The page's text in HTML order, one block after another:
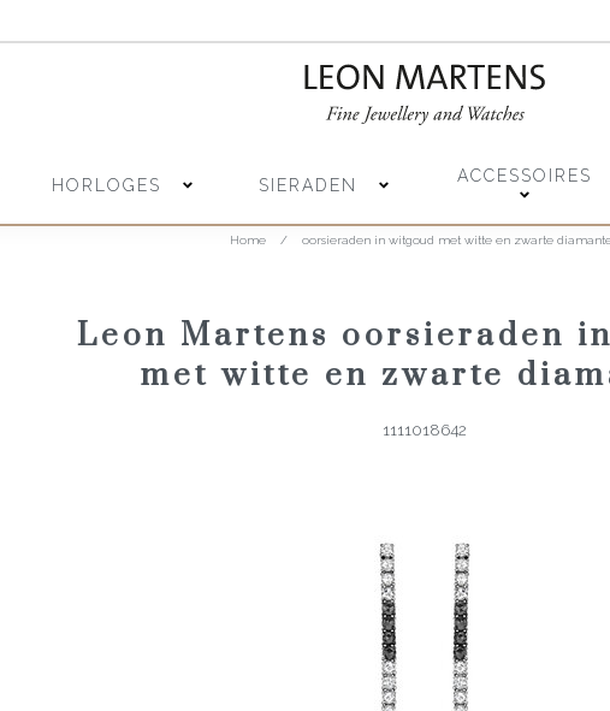
HORLOGES SIERADEN ACCESSOIRES
Home / oorsieraden in witgoud met witte en zwarte
Leon Martens oorsieraden
met witte en zwarte
1111018642